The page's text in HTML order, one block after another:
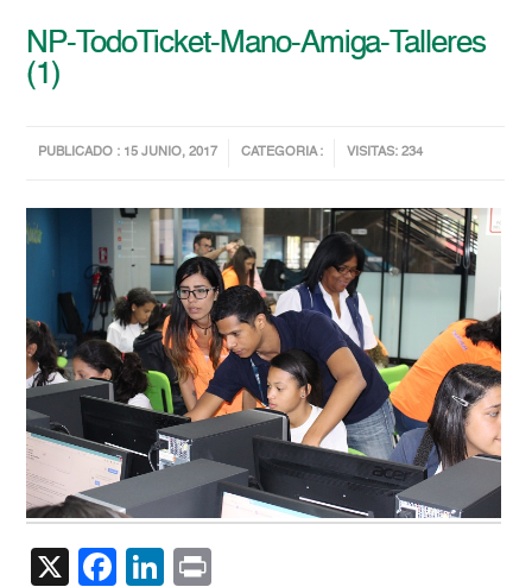
NP-TodoTicket-Mano-Amiga-Talleres
(1)
PUBLICADO : 15 JUNIO, 2017 CATEGORIA : VISITAS: 234
X Facebook
LinkedIn